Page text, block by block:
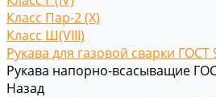
Класс Пар-2 (X)
Класс Ш(VIII)
Рукава для газовой сварки ГОСТ
Рукава напорно-всасыващие
Назад